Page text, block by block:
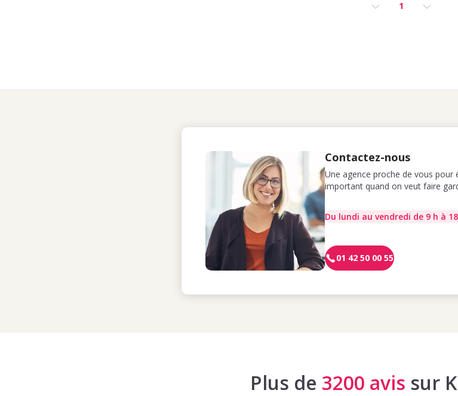
1
Contactez-nous
Une agence proche de vous
important quand on veut faire
Du lundi au vendredi de 9 h à
01 42 50 00 55
Plus de 3200 avis sur